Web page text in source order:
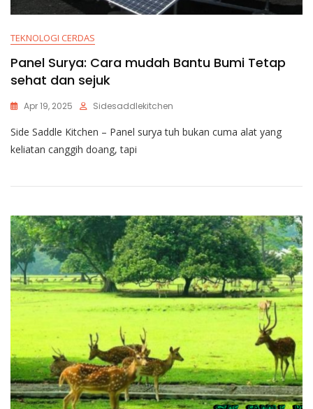
TEKNOLOGI CERDAS
Panel Surya: Cara mudah Bantu Bumi Tetap
sehat dan sejuk
Apr 19, 2025 Sidesaddlekitchen
Side Saddle Kitchen – Panel surya tuh bukan cuma alat yang
keliatan canggih doang, tapi